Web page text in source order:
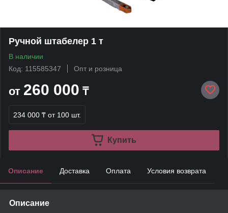
Ручной штабелер 1 т
В наличии
Код: 115585347
Опт и розница
от 260 000 ₸
234 000 ₸ от 100 шт.
Купить
Описание Доставка Оплата Условия возврата
Описание